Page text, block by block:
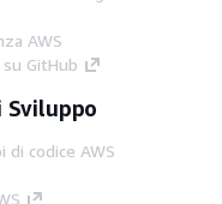
AWS
GitHub
Sviluppo
di codice AWS